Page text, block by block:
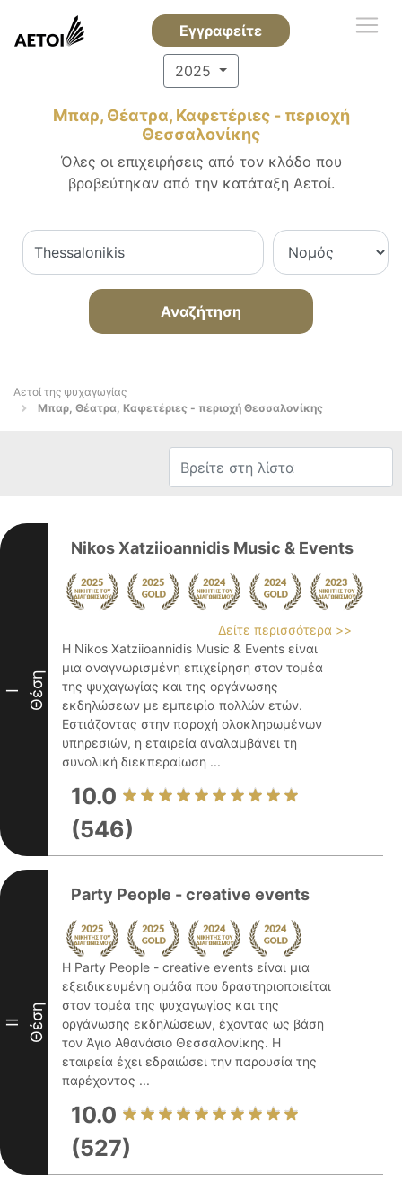
Εγγραφείτε
2025
Μπαρ, Θέατρα, Καφετέριες - περιοχή
Θεσσαλονίκης
Όλες οι επιχειρήσεις από τον κλάδο που
βραβεύτηκαν από την κατάταξη Αετοί.
Αναζήτηση
Αετοί της ψυχαγωγίας
Μπαρ, Θέατρα, Καφετέριες - περιοχή Θεσσαλονίκης
I Θέση
Nikos Xatziioannidis Music & Events
Δείτε περισσότερα >>
Η Nikos Xatziioannidis Music & Events είναι
μια αναγνωρισμένη επιχείρηση στον τομέα
της ψυχαγωγίας και της οργάνωσης
εκδηλώσεων με εμπειρία πολλών ετών.
Εστιάζοντας στην παροχή ολοκληρωμένων
υπηρεσιών, η εταιρεία αναλαμβάνει τη
συνολική διεκπεραίωση ...
10.0
(546)
II Θέση
Party People - creative events
Η Party People - creative events είναι μια
εξειδικευμένη ομάδα που δραστηριοποιείται
στον τομέα της ψυχαγωγίας και της
οργάνωσης εκδηλώσεων, έχοντας ως βάση
τον Άγιο Αθανάσιο Θεσσαλονίκης. Η
εταιρεία έχει εδραιώσει την παρουσία της
παρέχοντας ...
10.0
(527)